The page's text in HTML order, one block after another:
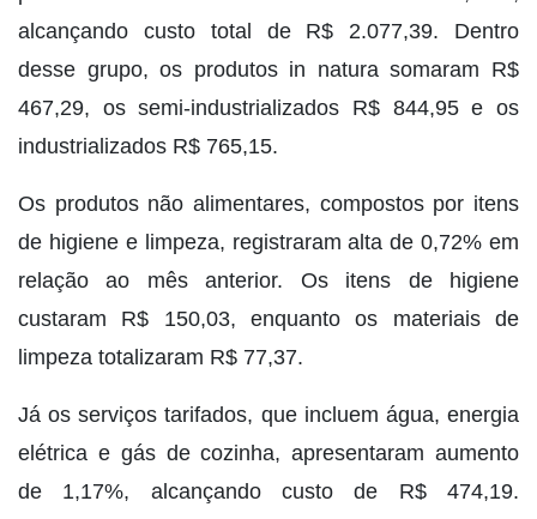
alcançando custo total de R$ 2.077,39. Dentro
desse grupo, os produtos in natura somaram R$
467,29, os semi-industrializados R$ 844,95 e os
industrializados R$ 765,15.
Os produtos não alimentares, compostos por itens
de higiene e limpeza, registraram alta de 0,72% em
relação ao mês anterior. Os itens de higiene
custaram R$ 150,03, enquanto os materiais de
limpeza totalizaram R$ 77,37.
Já os serviços tarifados, que incluem água, energia
elétrica e gás de cozinha, apresentaram aumento
de 1,17%, alcançando custo de R$ 474,19.